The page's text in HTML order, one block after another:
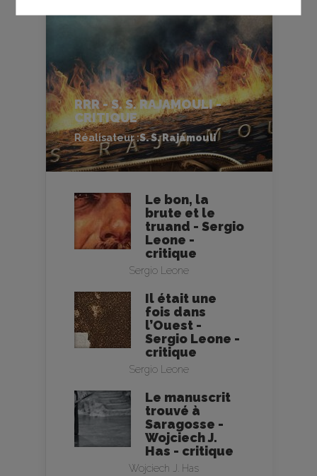
RRR - S. S. RAJAMOULI -
CRITIQUE
Réalisateur :S. S. Rajamouli
Le bon, la
brute et le
truand - Sergio
Leone -
critique
Sergio Leone
Il était une
fois dans
l’Ouest -
Sergio Leone -
critique
Sergio Leone
Le manuscrit
trouvé à
Saragosse -
Wojciech J.
Has - critique
Wojciech J. Has